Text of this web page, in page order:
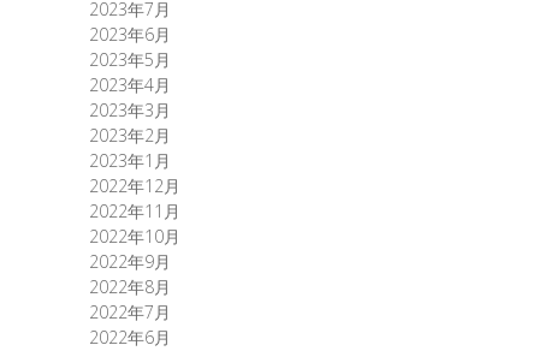
2023年7月
2023年6月
2023年5月
2023年4月
2023年3月
2023年2月
2023年1月
2022年12月
2022年11月
2022年10月
2022年9月
2022年8月
2022年7月
2022年6月